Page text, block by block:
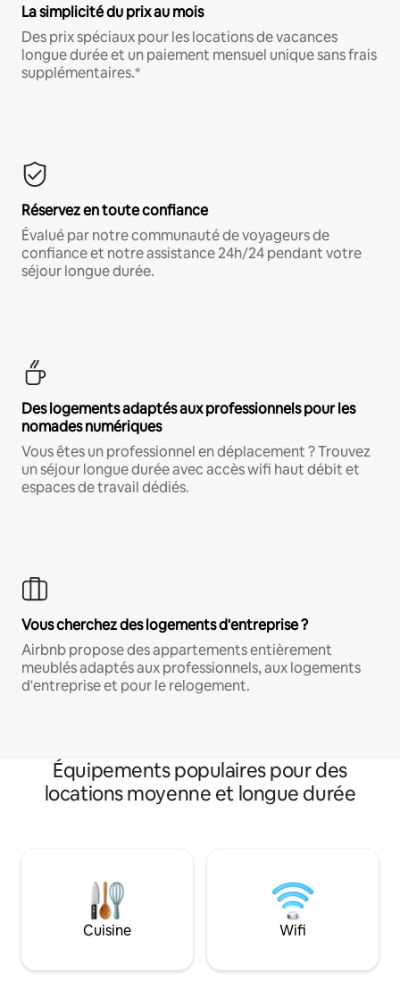
La simplicité du prix au mois
Des prix spéciaux pour les locations de vacances
longue durée et un paiement mensuel unique sans frais
supplémentaires.*
Réservez en toute confiance
Évalué par notre communauté de voyageurs de
confiance et notre assistance 24h/24 pendant votre
séjour longue durée.
Des logements adaptés aux professionnels pour les
nomades numériques
Vous êtes un professionnel en déplacement ? Trouvez
un séjour longue durée avec accès wifi haut débit et
espaces de travail dédiés.
Vous cherchez des logements d'entreprise ?
Airbnb propose des appartements entièrement
meublés adaptés aux professionnels, aux logements
d'entreprise et pour le relogement.
Équipements populaires pour des
locations moyenne et longue durée
Cuisine Wifi